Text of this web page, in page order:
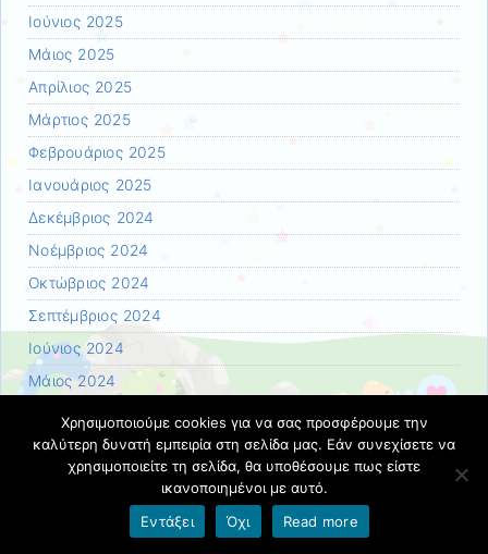
Ιούνιος 2025
Μάιος 2025
Απρίλιος 2025
Μάρτιος 2025
Φεβρουάριος 2025
Ιανουάριος 2025
Δεκέμβριος 2024
Νοέμβριος 2024
Οκτώβριος 2024
Σεπτέμβριος 2024
Ιούνιος 2024
Μάιος 2024
Απρίλιος 2024
Μάρτιος 2024
Φεβρουάριος 2024
Ιανουάριος 2024
Χρησιμοποιούμε cookies για να σας προσφέρουμε την
καλύτερη δυνατή εμπειρία στη σελίδα μας. Εάν συνεχίσετε να
χρησιμοποιείτε τη σελίδα, θα υποθέσουμε πως είστε
ικανοποιημένοι με αυτό.
Εντάξει
Όχι Read more